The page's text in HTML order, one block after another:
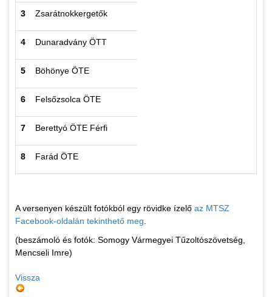
3 Zsarátnokkergetők
4 Dunaradvány ÖTT
5 Böhönye ÖTE
6 Felsőzsolca ÖTE
7 Berettyó ÖTE Férfi
8 Farád ÖTE
A versenyen készült fotókból egy rövidke ízelő az MTSZ
Facebook-oldalán tekinthető meg.
(beszámoló és fotók: Somogy Vármegyei Tűzoltószövetség,
Mencseli Imre)
Vissza